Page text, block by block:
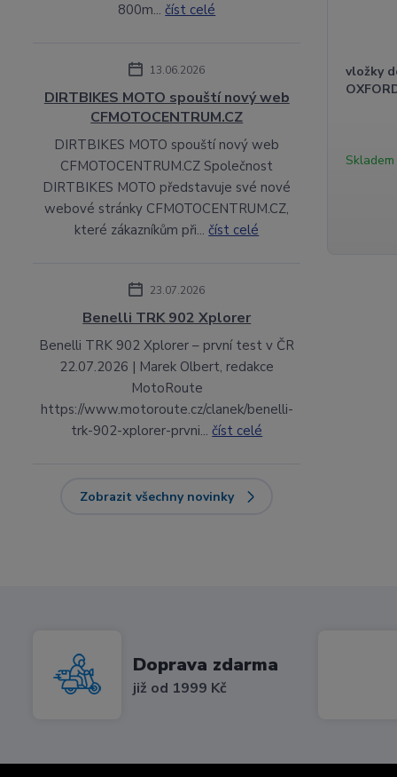
vložky
Skladem
800m...číst celé
13.06.2026
DIRTBIKES MOTO spouští nový web
CFMOTOCENTRUM.CZ
DIRTBIKES MOTO spouští nový web
CFMOTOCENTRUM.CZ Společnost
DIRTBIKES MOTO představuje své nové
webové stránky CFMOTOCENTRUM.CZ,
které zákazníkům při...číst celé
23.07.2026
Benelli TRK 902 Xplorer
Benelli TRK 902 Xplorer – první test v ČR
22.07.2026 | Marek Olbert, redakce
MotoRoute
https://www.motoroute.cz/clanek/benelli-
trk-902-xplorer-prvni...číst celé
Zobrazit všechny novinky
Doprava zdarma
již od 1999 Kč